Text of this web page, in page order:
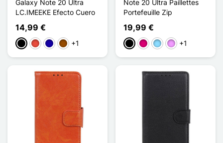
Galaxy Note 20 Ultra
LC.IMEEKE Efecto Cuero
14,99 €
NegroRojoAzul oscuro
Marrón
+1
Note 20 Ultra Paillettes
Portefeuille Zip
19,99 €
NegroMagentaAzul claro
Morado claro
+1